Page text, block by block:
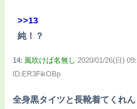
>>13
純！？
14: 風吹けば名無し 2020/01/26(日)
ID:ER3FikOBp
全身黒タイツと長靴着てくれ